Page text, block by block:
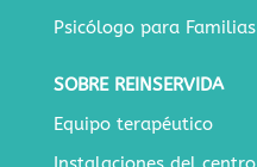
Psicólogo para Familias
SOBRE REINSERVIDA
Equipo terapéutico